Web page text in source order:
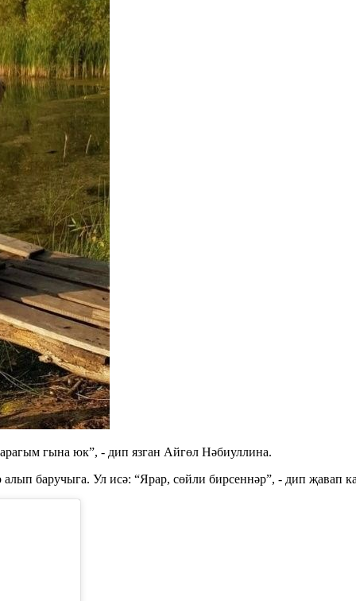
гына юк”, - дип язган Айгөл Нәбиуллина.
баручыга. Ул исә: “Ярар, сөйли бирсеннәр”, - дип җавап